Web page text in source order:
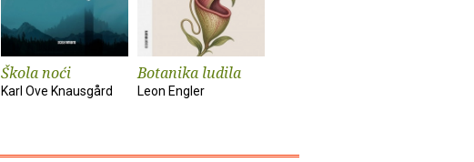
Škola noći
Karl Ove Knausgård
Botanika ludila
Leon Engler